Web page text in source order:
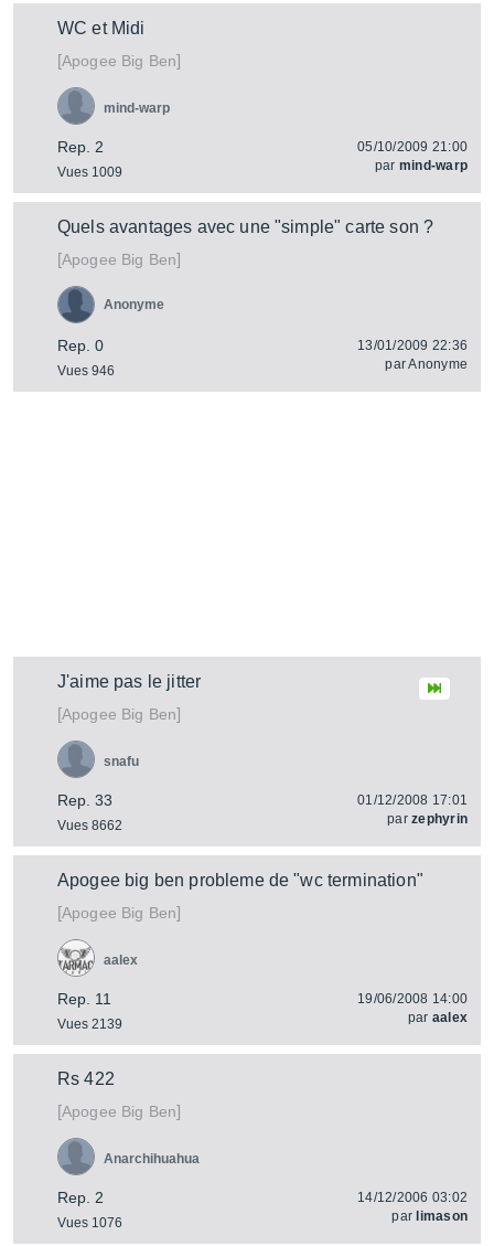
WC et Midi
[Apogee Big Ben]
Rep. 2
Vues 1009
mind-warp
05/10/2009 21:00
par mind-warp
Quels avantages avec une "simple" carte son ?
[Apogee Big Ben]
Rep. 0
Vues 946
Anonyme
13/01/2009 22:36
parAnonyme
J'aime pas le jitter
[Apogee Big Ben]
Rep. 33
Vues 8662
snafu
01/12/2008 17:01
parzephyrin
Apogee big ben probleme de "wc termination"
[Apogee Big Ben]
Rep. 11
Vues 2139
aalex
19/06/2008 14:00
par aalex
Rs 422
[Apogee Big Ben]
Rep. 2
Vues 1076
Anarchihuahua
14/12/2006 03:02
par limason